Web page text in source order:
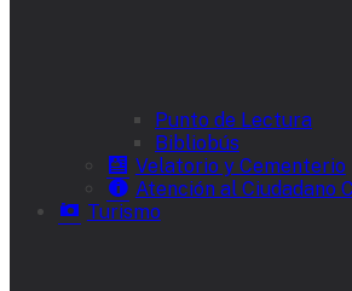
Punto de Lectura
Bibliobús
Velatorio y Cementerio
Atención al Ciudadano
Turismo